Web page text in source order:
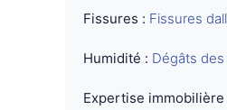
Fissures : Fissures
Humidité : Dégâts
Expertise immobilière